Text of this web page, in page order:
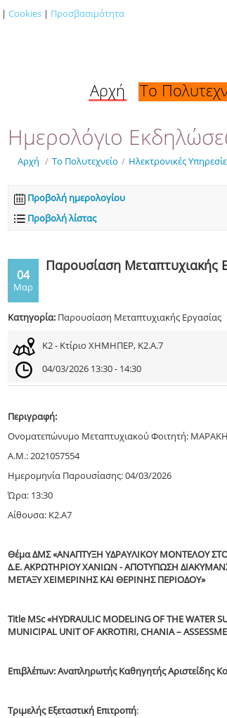
| Cookies | Προσβασιμότητα
Αρχή Το
Ημερολόγιο
Αρχή / Το Πολυτεχνείο / Ηλεκτρονικές
Προβολή ημερολογίου
Προβολή λίστας
04
Μαρ
Παρουσίαση Μεταπτυχιακής
Κατηγορία: Παρουσίαση Μεταπτυχιακής
Κ2 - Κτίριο ΧΗΜΗΠΕΡ, Κ2.Α.7
04/03/2026 13:30 - 14:30
Περιγραφή:
Ονοματεπώνυμο Μεταπτυχιακού Φοιτητή:
Α.Μ.: 2021057554
Ημερομηνία Παρουσίασης: 04/03/2026
Ώρα: 13:30
Αίθουσα: Κ2.Α7
Θέμα ΔΜΣ «ΑΝΑΠΤΥΞΗ ΥΔΡΑΥΛΙΚΟΥ ΜΟΝΤΕΛΟΥ
Δ.Ε. ΑΚΡΩΤΗΡΙΟΥ ΧΑΝΙΩΝ - ΑΠΟΤΥΠΩΣΗ
ΜΕΤΑΞΥ ΧΕΙΜΕΡΙΝΗΣ ΚΑΙ ΘΕΡΙΝΗΣ ΠΕΡΙΟΔΟΥ»
Title MSc «HYDRAULIC MODELING OF THE WATER
MUNICIPAL UNIT OF AKROTIRI, CHANIA –
Επιβλέπων: Αναπληρωτής Καθηγητής Αριστείδης
Τριμελής Εξεταστική Επιτροπή: